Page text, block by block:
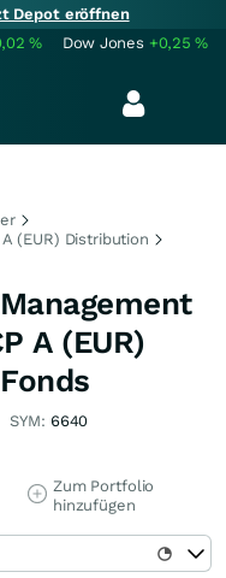
Depot eröffnen
% Dow Jones +0,25%
(EUR) Distribution
A (EUR)
SYM: 6640
Zum Portfolio
hinzufügen